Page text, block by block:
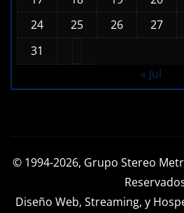
24
25 26 27
31
« Jul
© 1994-2026, Grupo Stereo
Reservados.
Diseño Web, Streaming, y